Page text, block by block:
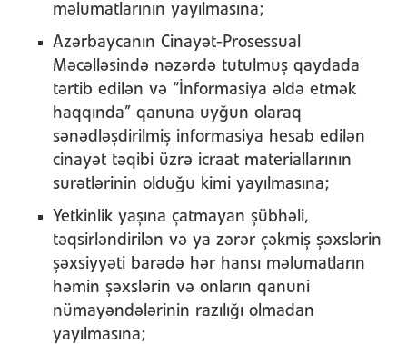
məlumatlarının yayılmasına;
Azərbaycanın Cinayət-Prosessual
Məcəlləsində nəzərdə tutulmuş qaydada
tərtib edilən və “İnformasiya əldə etmək
haqqında” qanuna uyğun olaraq
sənədləşdirilmiş informasiya hesab edilən
cinayət təqibi üzrə icraat materiallarının
surətlərinin olduğu kimi yayılmasına;
Yetkinlik yaşına çatmayan şübhəli,
təqsirləndirilən və ya zərər çəkmiş şəxslərin
şəxsiyyəti barədə hər hansı məlumatların
həmin şəxslərin və onların qanuni
nümayəndələrinin razılığı olmadan
yayılmasına;